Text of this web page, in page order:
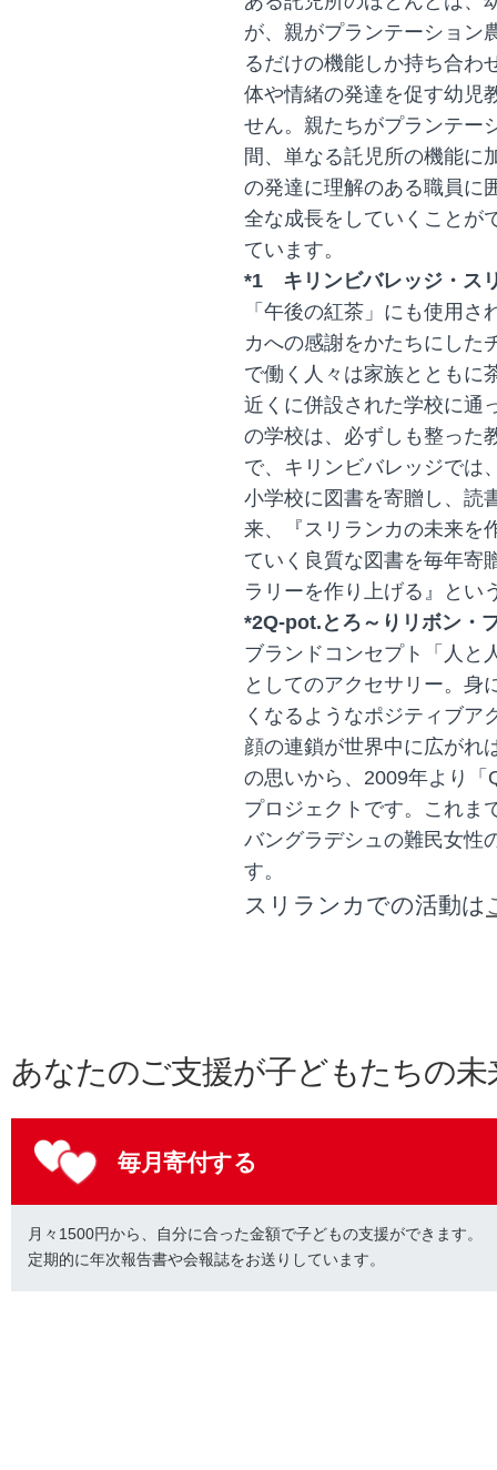
が、親がプランテーション
るだけの機能しか持ち合わ
体や情緒の発達を促す幼児
せん。親たちがプランテー
間、単なる託児所の機能に
の発達に理解のある職員に
全な成長をしていくことが
ています。
*1 キリンビバレッジ・ス
「午後の紅茶」にも使用
カへの感謝をかたちにした
で働く人々は家族とともに
近くに併設された学校に通
の学校は、必ずしも整った
で、キリンビバレッジでは
小学校に図書を寄贈し、読
来、『スリランカの未来を
ていく良質な図書を毎年寄
ラリーを作り上げる』とい
*2Q-pot.とろ～りリボン・
ブランドコンセプト「人と
としてのアクセサリー。身
くなるようなポジティブア
顔の連鎖が世界中に広がれ
の思いから、2009年より
プロジェクトです。これま
バングラデシュの難民女性
す。
スリランカでの活動は
あなたのご支援が子どもたちの
毎月寄付する
月々1500円から、自分に合った金額で子どもの支援ができます。
定期的に年次報告書や会報誌をお送りしています。